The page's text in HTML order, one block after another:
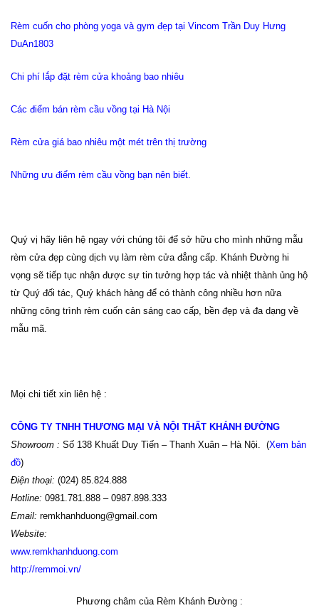
Rèm cuốn cho phòng yoga và gym đẹp tại Vincom Trần Duy Hưng
DuAn1803
Chi phí lắp đặt rèm cửa khoảng bao nhiêu
Các điểm bán rèm cầu vồng tại Hà Nội
Rèm cửa giá bao nhiêu một mét trên thị trường
Những ưu điểm rèm cầu vồng bạn nên biết.
Quý vị hãy liên hệ ngay với chúng tôi để sở hữu cho mình những mẫu
rèm cửa đẹp cùng dịch vụ làm rèm cửa đẳng cấp. Khánh Đường hi
vọng sẽ tiếp tục nhận được sự tin tưởng hợp tác và nhiệt thành ủng hộ
từ Quý đối tác, Quý khách hàng để có thành công nhiều hơn nữa
những công trình rèm cuốn cản sáng cao cấp, bền đẹp và đa dạng về
mẫu mã.
Mọi chi tiết xin liên hệ :
CÔNG TY TNHH THƯƠNG MẠI VÀ NỘI THẤT KHÁNH ĐƯỜNG
Showroom : Số 138 Khuất Duy Tiến – Thanh Xuân – Hà Nội. (Xem bản
đồ)
Điện thoại: (024) 85.824.888
Hotline: 0981.781.888 – 0987.898.333
Email: remkhanhduong@gmail.com
Website:
www.remkhanhduong.com
http://remmoi.vn/
Phương châm của Rèm Khánh Đường :